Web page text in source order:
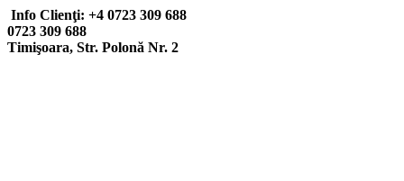
Info Clienţi: +4 0723 309 688
0723 309 688
Timişoara, Str. Polonă Nr. 2